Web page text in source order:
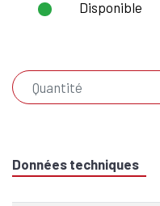
Disponible
Données techniques